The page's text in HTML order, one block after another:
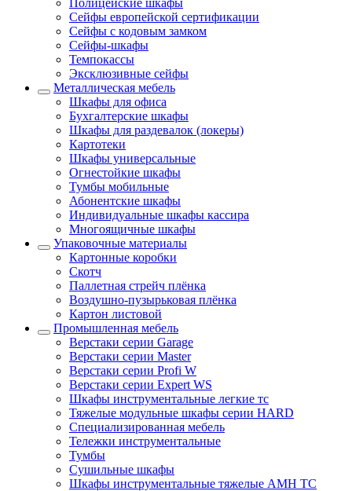
Сейфы европейской сертификации
Сейфы с кодовым замком
Сейфы-шкафы
Темпокассы
Эксклюзивные сейфы
Металлическая мебель
Шкафы для офиса
Бухгалтерские шкафы
Шкафы для раздевалок (локеры)
Картотеки
Шкафы универсальные
Огнестойкие шкафы
Тумбы мобильные
Абонентские шкафы
Индивидуальные шкафы кассира
Многоящичные шкафы
Упаковочные материалы
Картонные коробки
Скотч
Паллетная стрейч плёнка
Воздушно-пузырьковая плёнка
Картон листовой
Промышленная мебель
Верстаки серии Garage
Верстаки серии Master
Верстаки серии Profi W
Верстаки серии Expert WS
Шкафы инструментальные легкие тс
Тяжелые модульные шкафы серии HARD
Cпециализированная мебель
Тележки инструментальные
Тумбы
Cушильные шкафы
Шкафы инструментальные тяжелые AMH TC